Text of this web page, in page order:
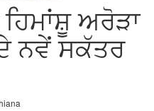
ਅਰੋੜਾ
ਨਵੇਂ ਸਕੱਤਰ